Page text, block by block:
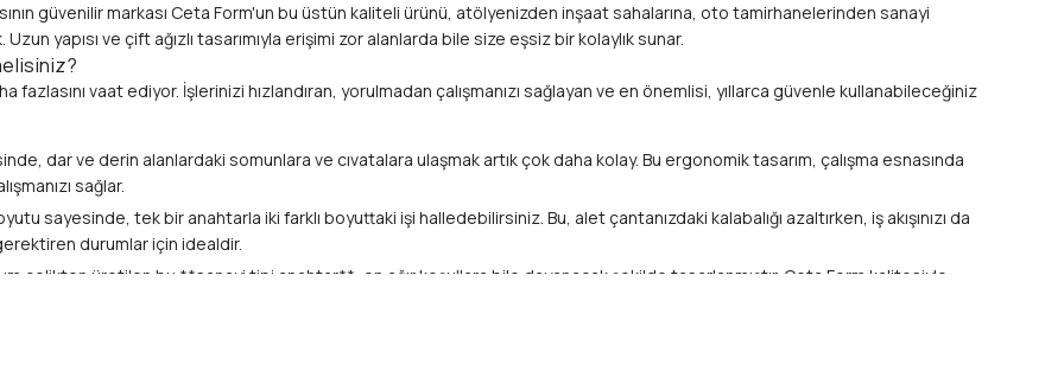
güvenilir markası Ceta Form'un bu üstün kaliteli ürünü, atölyenizden inşaat sahalarına, oto tamirhanelerinden sanayi
yapısı ve çift ağızlı tasarımıyla erişimi zor alanlarda bile size eşsiz bir kolaylık sunar.
vaat ediyor. İşlerinizi hızlandıran, yorulmadan çalışmanızı sağlayan ve en önemlisi, yıllarca güvenle kullanabileceğiniz
dar ve derin alanlardaki somunlara ve cıvatalara ulaşmak artık çok daha kolay. Bu ergonomik tasarım, çalışma esnasında
sağlar.
sayesinde, tek bir anahtarla iki farklı boyuttaki işi halledebilirsiniz. Bu, alet çantanızdaki kalabalığı azaltırken, iş akışınızı da
gerektiren durumlar için idealdir.
çelikten üretilen bu **sanayi tipi anahtar**, en ağır koşullara bile dayanacak şekilde tasarlanmıştır. Ceta Form kalitesiyle